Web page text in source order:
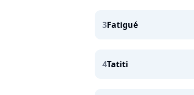
3Fatigué
4Tatiti